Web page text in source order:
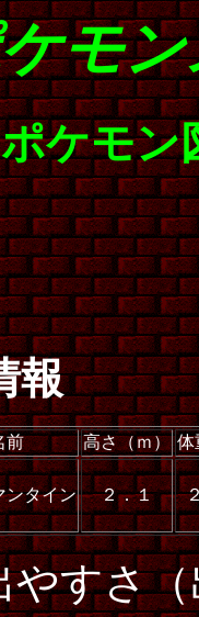
モ
ケモン
報
前 高さ（ｍ） 体
ンタイン ２．１
やすさ